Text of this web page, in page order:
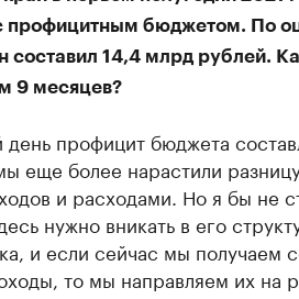
профицитным бюджетом. По
составил 14,4 млрд рублей.
9 месяцев?
профицит бюджета
еще более нарастили
и расходами. Но я бы не
нужно вникать в его
и если сейчас мы получаем
то мы направляем их на